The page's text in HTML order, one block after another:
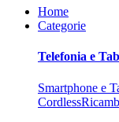
Home
Categorie
Telefonia e
Smartphone e
Cordless